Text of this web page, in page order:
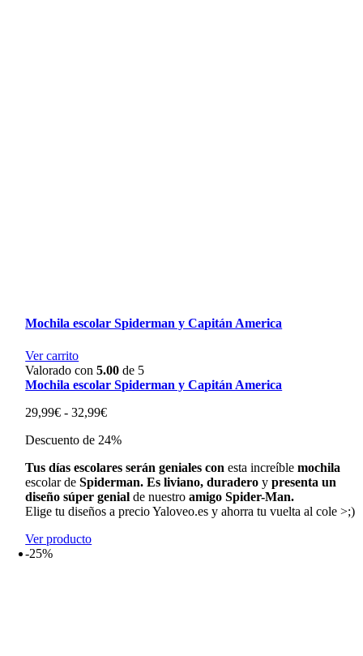
Mochila escolar Spiderman y Capitán America
Ver carrito
Valorado con5.00 de 5
Mochila escolar Spiderman y Capitán America
29,99€ - 32,99€Rango
precios:
29,99€
hasta
32,99€
Descuento de 24%
Tus días escolares serán geniales con esta increíble mochila
escolar de Spiderman. Es liviano, duradero y presenta un
diseño súper genial de nuestro amigo Spider-Man.
Elige tu diseños a precio Yaloveo.es y ahorra tu vuelta al cole >;)
Ver producto
-25%